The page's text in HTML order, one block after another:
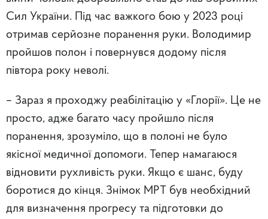
Сил України. Під час важкого бою у 2023 році
отримав серйозне поранення руки. Володимир
пройшов полон і повернувся додому після
півтора року неволі.
– Зараз я проходжу реабілітацію у «Глорії». Це не
просто, адже багато часу пройшло після
поранення, зрозуміло, що в полоні не було
якісної медичної допомоги. Тепер намагаюся
відновити рухливість руки. Якщо є шанс, буду
боротися до кінця. Знімок МРТ був необхідний
для визначення прогресу та підготовки до